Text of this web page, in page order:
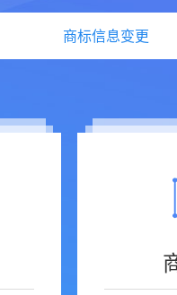
商标信息变更